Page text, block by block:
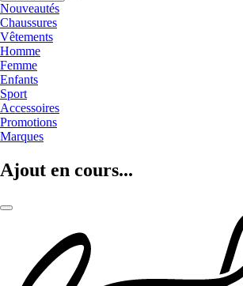
Nouveautés
Chaussures
Vêtements
Homme
Femme
Enfants
Sport
Accessoires
Promotions
Marques
Ajout en cours...